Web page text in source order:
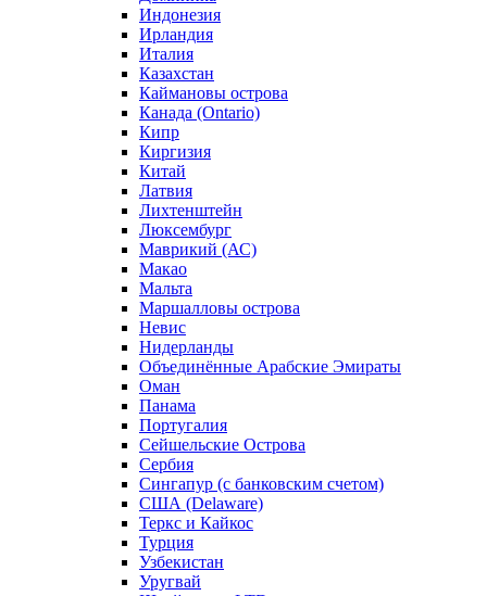
Индонезия
Ирландия
Италия
Казахстан
Каймановы острова
Канада (Ontario)
Кипр
Киргизия
Китай
Латвия
Лихтенштейн
Люксембург
Маврикий (АС)
Макао
Мальта
Маршалловы острова
Нeвис
Нидерланды
Объединённые Арабские Эмираты
Оман
Панама
Португалия
Сейшельские Острова
Сербия
Сингапур (c банковским счетом)
США (Delaware)
Теркс и Кайкос
Турция
Узбекистан
Уругвай